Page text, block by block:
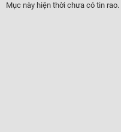
Mục này hiện thời chưa có tin rao.